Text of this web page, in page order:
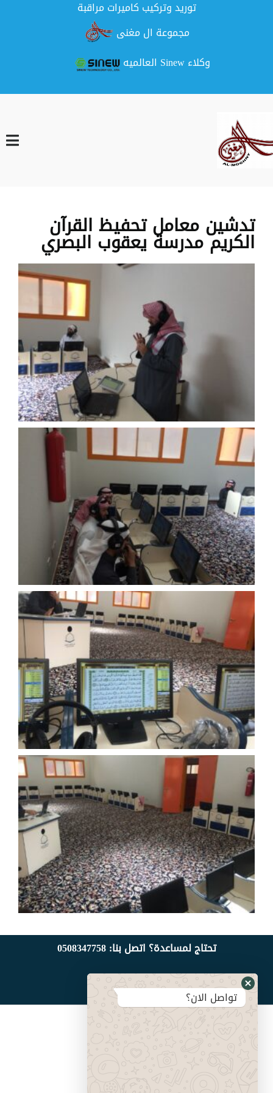
توريد وتركيب كاميرات مراقبة
مجموعة ال مغنى
وكلاء Sinew العالميه
تدشين معامل تحفيظ القرآن
الكريم مدرسة يعقوب البصري
تحتاج لمساعدة؟ اتصل بنا: 0508347758
تواصل معنا
تواصل الان؟